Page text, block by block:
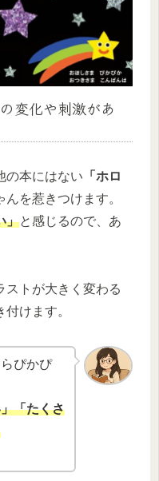
変化や刺激があ
の本にはない 「ホロ
んを惹きつけます。
」と感じるので、あ
ストが大きく変わる
けます。
ぴかぴ
「たくさ